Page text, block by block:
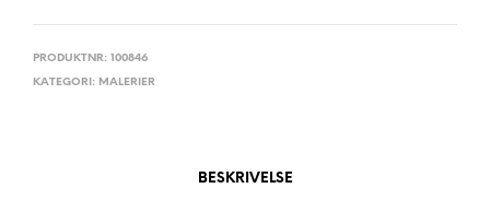
PRODUKTNR: 100846
KATEGORI: MALERIER
BESKRIVELSE